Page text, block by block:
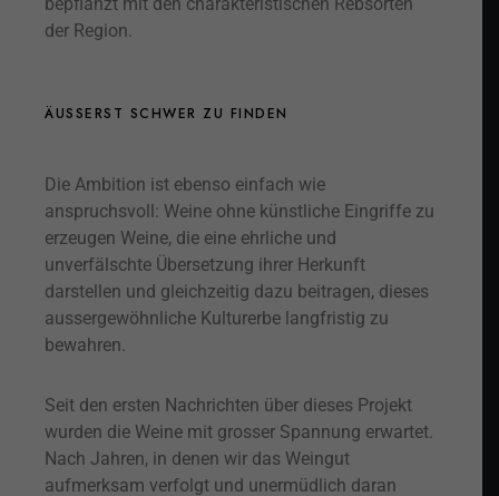
bepflanzt mit den charakteristischen Rebsorten
der Region.
ÄUSSERST SCHWER ZU FINDEN
Die Ambition ist ebenso einfach wie
anspruchsvoll: Weine ohne künstliche Eingriffe zu
erzeugen Weine, die eine ehrliche und
unverfälschte Übersetzung ihrer Herkunft
darstellen und gleichzeitig dazu beitragen, dieses
aussergewöhnliche Kulturerbe langfristig zu
bewahren.
Seit den ersten Nachrichten über dieses Projekt
wurden die Weine mit grosser Spannung erwartet.
Nach Jahren, in denen wir das Weingut
aufmerksam verfolgt und unermüdlich daran